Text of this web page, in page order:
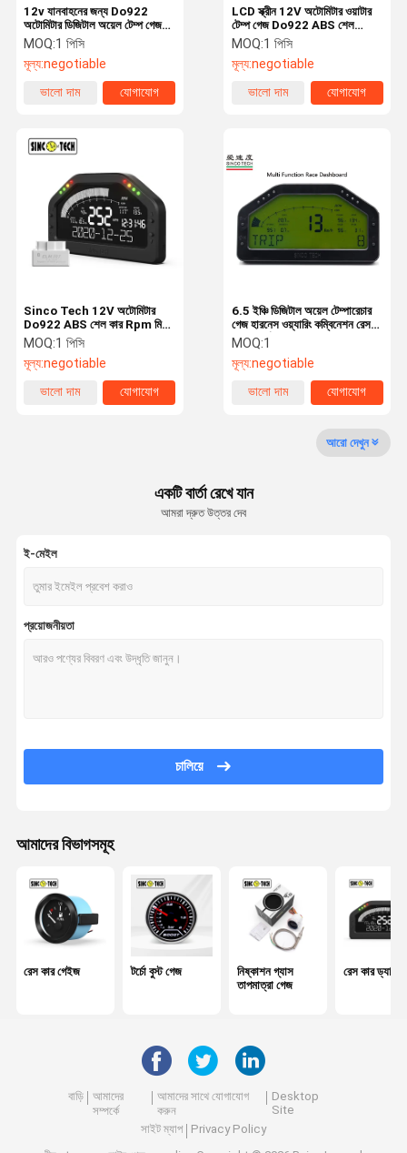
মান নিয়ন্ত্রণ যোগাযোগ করুন খবর কেস
এয়ার ফয়েল সিস্টেম মিটার
ফুয়েল লেভেল গেজ
LCD স্ক্রীন 12V অটোমিটার ওয়াটার
টেম্প গেজ Do922 ABS শেল
অটোমোটিভ অয়েল প্রেসার গেজ
MOQ:1 পিসি
মূল্য:negotiable
ভালো দাম
যোগাযোগ
12v যানবাহনের জন্য Do922
অটোমিটার ডিজিটাল অয়েল টেম্প গেজ
ABS শেল
MOQ:1 পিসি
মূল্য:negotiable
ভালো দাম
যোগাযোগ
6.5 ইঞ্চি ডিজিটাল অয়েল টেম্পারেচার
গেজ হারনেস ওয়্যারিং কম্বিনেশন রেস
ড্যাশবোর্ড
MOQ:1
মূল্য:negotiable
ভালো দাম
যোগাযোগ
Sinco Tech 12V অটোমিটার
Do922 ABS শেল কার Rpm মিটার
অটো বুস্ট গেজ
MOQ:1 পিসি
মূল্য:negotiable
ভালো দাম
যোগাযোগ
আরো দেখুন
একটি বার্তা রেখে যান
আমরা দ্রুত উত্তর দেব
ই-মেইল
প্রয়োজনীয়তা
চালিয়ে
আমাদের বিভাগসমূহ
রেস কার গেইজ টর্চো বুস্ট গেজ
নিষ্কাশন গ্যাস
তাপমাত্রা গেজ
রেস কার
বাড়ি
আমাদের
সম্পর্কে
আমাদের সাথে যোগাযোগ
করুন
Desktop
Site
সাইট ম্যাপ
Privacy Policy